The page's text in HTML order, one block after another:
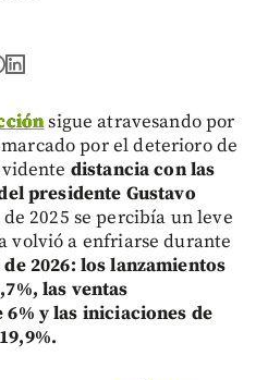
sigue atravesando por
por el deterioro de
distancia con las
presidente Gustavo
2025 se percibía un leve
volvió a enfriarse durante
2026: los lanzamientos
las ventas
y las iniciaciones de